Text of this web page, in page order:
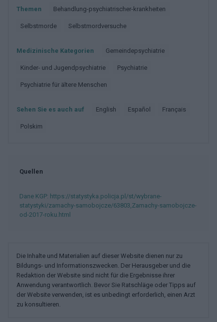
Themen Behandlung-psychiatrischer-krankheiten
Selbstmorde Selbstmordversuche
Medizinische Kategorien Gemeindepsychiatrie
Kinder- und Jugendpsychiatrie Psychiatrie
Psychiatrie für ältere Menschen
Sehen Sie es auch auf english español français
polskim
Quellen
Dane KGP: https://statystyka.policja.pl/st/wybrane-
statystyki/zamachy-samobojcze/63803,Zamachy-samobojcze-
od-2017-roku.html
Die Inhalte und Materialien auf dieser Website dienen nur zu
Bildungs- und Informationszwecken. Der Herausgeber und die
Redaktion der Website sind nicht für die Ergebnisse ihrer
Anwendung verantwortlich. Bevor Sie Ratschläge oder Tipps auf
der Website verwenden, ist es unbedingt erforderlich, einen Arzt
zu konsultieren.